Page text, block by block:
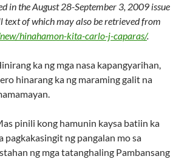
in the August 28-September 3, 2009 issue
text of which may also be retrieved from
hinahamon-kita-carlo-j-caparas/.
ka ng mga nasa kapangyarihan,
hinarang ka ng maraming galit na
pinili kong hamunin kaysa batiin ka
pagkakasingit ng pangalan mo sa
ng mga tatanghaling Pambansang